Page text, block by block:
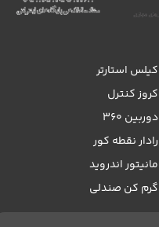
کیلس استارتر
کروز کنترل
دوربین 360
رادار نقطه کور
مانیتور اندروید
گرم کن صندلی